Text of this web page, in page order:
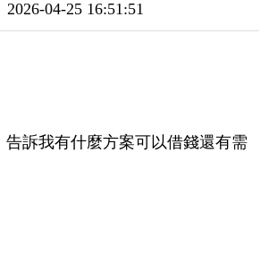
2026-04-25 16:51:51
告訴我有什麼方案可以借錢還有需